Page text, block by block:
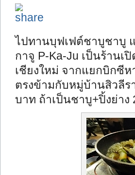
ไปทานบุฟเฟต์ชาบูชาบู
กาจู P-Ka-Ju เป็นร้านเ
เชียงใหม่ จากแยกบิกซี
ตรงข้ามกับหมู่บ้านสิวลีร
บาท ถ้าเป็นชาบู+ปิ้งย่า